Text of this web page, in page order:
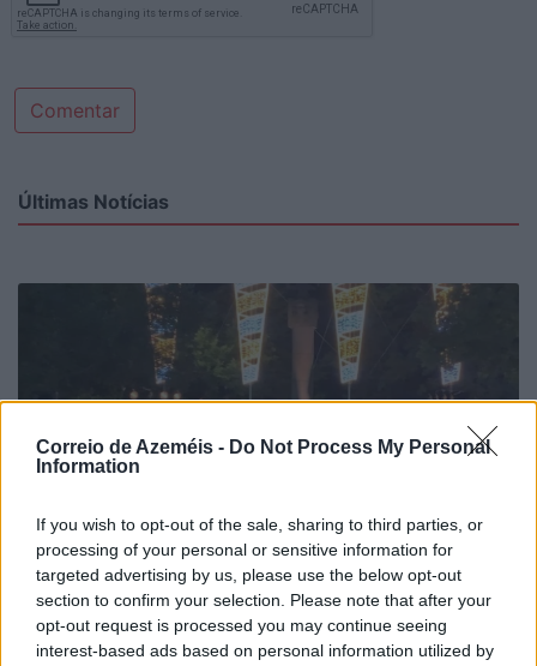
Correio de Azeméis - Do Not Process My Personal
Information
If you wish to opt-out of the sale, sharing to third parties, or
processing of your personal or sensitive information for
targeted advertising by us, please use the below opt-out
section to confirm your selection. Please note that after your
opt-out request is processed you may continue seeing
interest-based ads based on personal information utilized by
Comentar
Últimas Notícias
Emoção com o Grupo de Fados da Faculdade de
Engenharia da Universidade do Porto no escadório
do Santuário